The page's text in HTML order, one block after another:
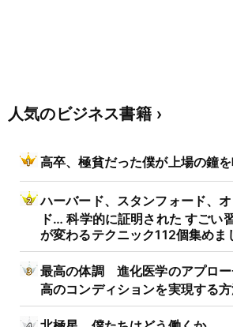
人気のビジネス書籍
高卒、極貧だった僕が上場の鐘
ハーバード、スタンフォード、
ド… 科学的に証明された すごい
が変わるテクニック112個集めま
最高の体調 進化医学のアプロ
高のコンディションを実現する